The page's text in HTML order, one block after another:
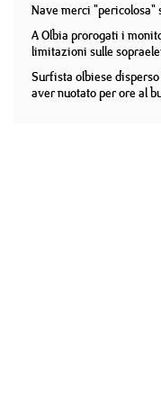
Nave merci "pericolosa"
A Olbia prorogati i
limitazioni sulle
Surfista olbiese
aver nuotato per ore al